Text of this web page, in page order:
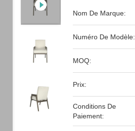
Nom De Marque:
Numéro De Modèle:
MOQ:
Prix:
Conditions De
Paiement: